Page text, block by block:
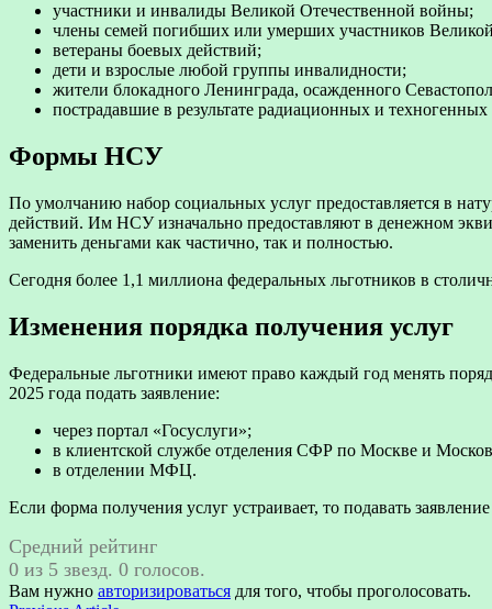
участники и инвалиды Великой Отечественной войны;
члены семей погибших или умерших участников
ветераны боевых действий;
дети и взрослые любой группы инвалидности;
жители блокадного Ленинграда, осажденного
пострадавшие в результате радиационных и
Формы НСУ
По умолчанию набор социальных услуг предоставляется в
действий. Им НСУ изначально предоставляют в денежном
заменить деньгами как частично, так и полностью.
Сегодня более 1,1 миллиона федеральных льготников в
Изменения порядка получения услуг
Федеральные льготники имеют право каждый год менять
2025 года подать заявление:
через портал «Госуслуги»;
в клиентской службе отделения СФР по Москве и
в отделении МФЦ.
Если форма получения услуг устраивает, то подавать
Средний рейтинг
0 из 5 звезд. 0 голосов.
Вам нужно авторизироваться для того, чтобы проголосовать.